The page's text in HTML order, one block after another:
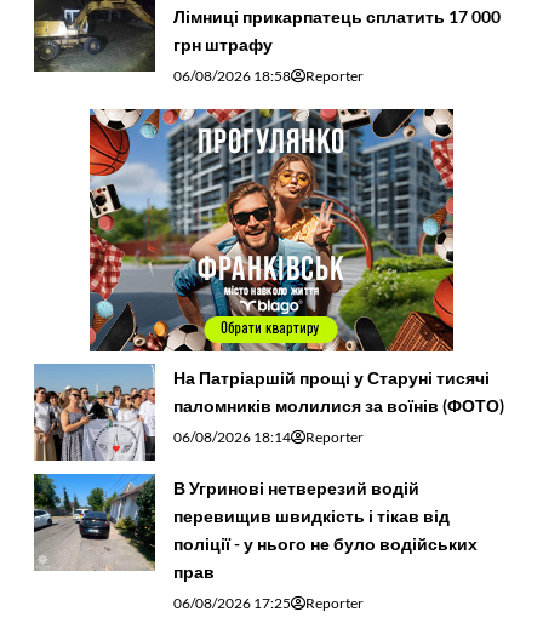
Лімниці прикарпатець сплатить 17 000
грн штрафу
06/08/2026 18:58 Reporter
На Патріаршій прощі у Старуні тисячі
паломників молилися за воїнів (ФОТО)
06/08/2026 18:14 Reporter
В Угринові нетверезий водій
перевищив швидкість і тікав від
поліції - у нього не було водійських
прав
06/08/2026 17:25 Reporter